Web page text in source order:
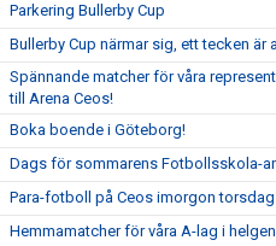
Parkering Bullerby Cup
Bullerby Cup närmar sig, ett tecken är
Spännande matcher för våra
till Arena Ceos!
Boka boende i Göteborg!
Dags för sommarens Fotbollsskola-
Para-fotboll på Ceos imorgon torsdag
Hemmamatcher för våra A-lag i